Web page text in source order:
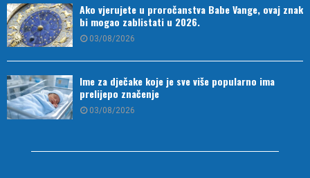
Ako vjerujete u proročanstva Babe Vange, ovaj znak
bi mogao zablistati u 2026.
03/08/2026
Ime za dječake koje je sve više popularno ima
prelijepo značenje
03/08/2026